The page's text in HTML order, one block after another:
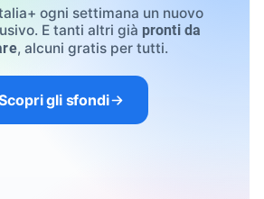
ogni settimana un nuovo
E tanti altri già pronti da
, alcuni gratis per tutti.
gli sfondi